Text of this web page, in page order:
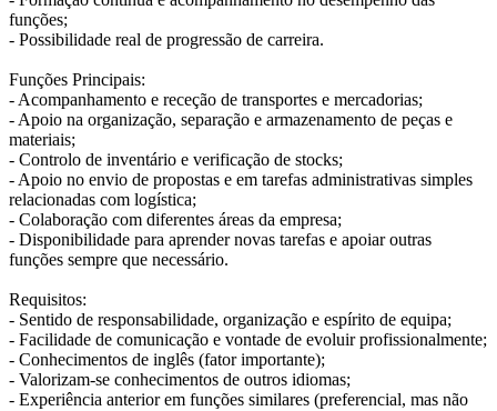
funções;
- Possibilidade real de progressão de carreira.
Funções Principais:
- Acompanhamento e receção de transportes e mercadorias;
- Apoio na organização, separação e armazenamento de peças e
materiais;
- Controlo de inventário e verificação de stocks;
- Apoio no envio de propostas e em tarefas administrativas simples
relacionadas com logística;
- Colaboração com diferentes áreas da empresa;
- Disponibilidade para aprender novas tarefas e apoiar outras
funções sempre que necessário.
Requisitos:
- Sentido de responsabilidade, organização e espírito de equipa;
- Facilidade de comunicação e vontade de evoluir profissionalmente;
- Conhecimentos de inglês (fator importante);
- Valorizam-se conhecimentos de outros idiomas;
- Experiência anterior em funções similares (preferencial, mas não